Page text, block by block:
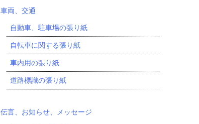
車両、交通
自動車、駐車場の張り紙
自転車に関する張り紙
車内用の張り紙
道路標識の張り紙
伝言、お知らせ、メッセージ